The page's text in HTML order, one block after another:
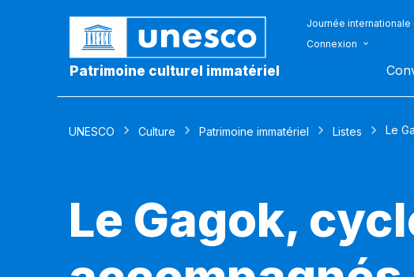
Patrimoine culturel immatériel
Journée
Connexion
UNESCO Culture Patrimoine immatériel Listes Le
Le Gagok,